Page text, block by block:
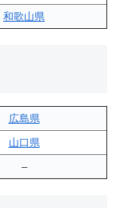
和歌山県
広島県
山口県
–